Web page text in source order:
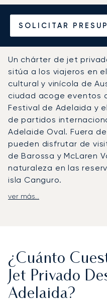
SOLICITAR
Alquile un
desde o
Un chárter de jet
sitúa a los viajeros en
cultural y vinícola de
ciudad acoge eventos
Festival de Adelaida y
de partidos
Adelaide Oval. Fuera
pueden disfrutar de
de Barossa y McLaren
naturaleza en las
isla Canguro.
LunaJets organiza
con chófer garantizan
recintos culturales,
convenciones de
acortan los trayectos
ver más...
¿Cuánto
Jet Privado
Adelaida?